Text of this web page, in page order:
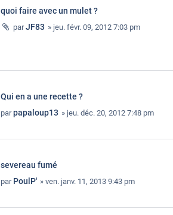
quoi faire avec un mulet ?
parJF83 » jeu. févr. 09, 2012 7:03 pm
Qui en a une recette ?
parpapaloup13 » jeu. déc. 20, 2012 7:48 pm
severeau fumé
par PoulP' » ven. janv. 11, 2013 9:43 pm